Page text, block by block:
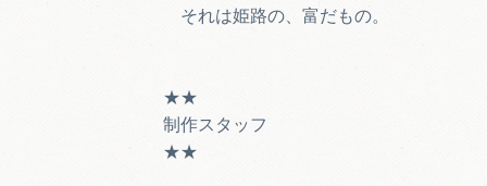
それは姫路の、富だもの。
★★
制作スタッフ
★★